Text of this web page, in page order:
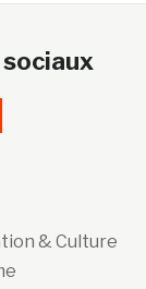
& Culture